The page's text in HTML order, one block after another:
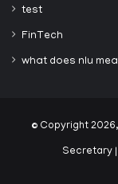
test
FinTech
what does nlu
© Copyright
Secretary